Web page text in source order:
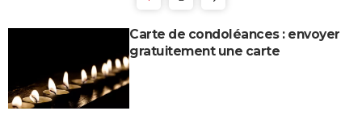
Carte de condoléances : envoyer
gratuitement une carte